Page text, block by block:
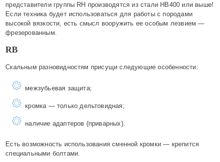
представители группы RH производятся из стали НВ400 или выше!
Если техника будет использоваться для работы с породами
высокой вязкости, есть смысл вооружить ее особым лезвием —
фрезерованным.
RB
Скальным разновидностям присущи следующие особенности:
межзубьевая защита;
кромка — только дельтовидная;
наличие адаптеров (приварных).
Есть возможность использования сменной кромки — крепится
специальными болтами.